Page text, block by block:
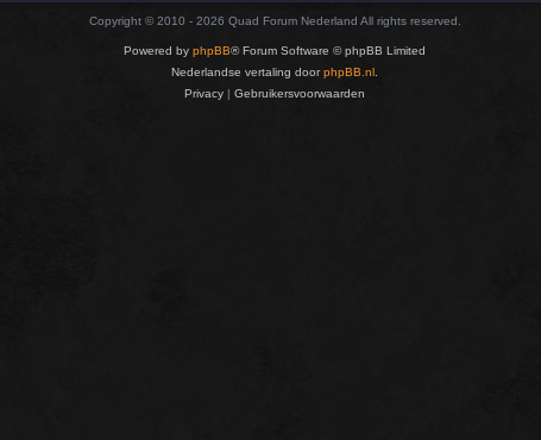
Copyright © 2010 - 2026 Quad Forum Nederland All rights reserved.
Powered by phpBB® Forum Software © phpBB Limited
Nederlandse vertaling doorphpBB.nl
Privacy | Gebruikersvoorwaarden